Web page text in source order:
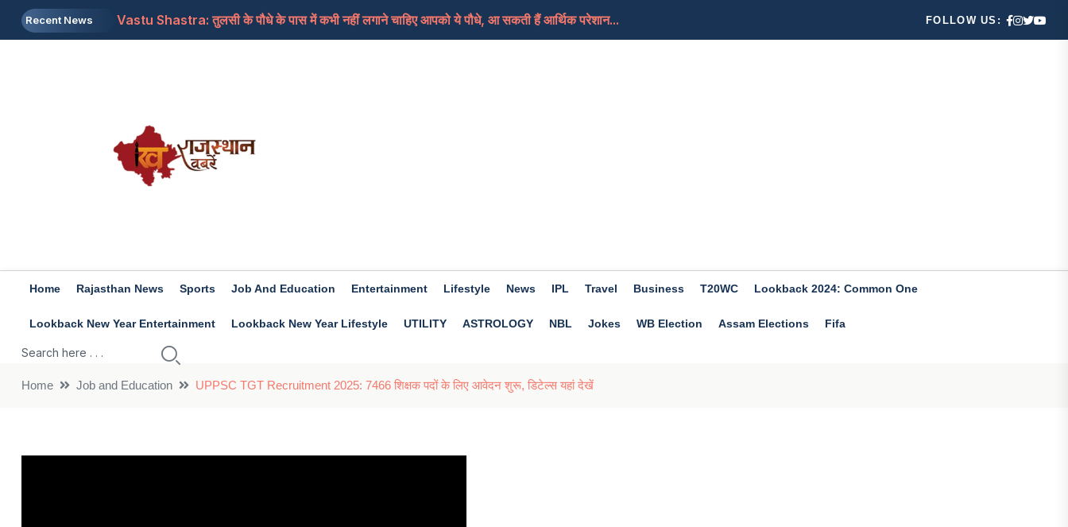
Recent News
Vastu Shastra: तुलसी के पौधे के पास में कभी नहीं लगाने चाहिए आपको ये पौधे, आ सकती हैं आर्थिक परेशान...
क्या बैंक ने आपके घर के ओरिजिनल डॉक्यूमेंट्स खो दिए? जान लें कोर्ट के ऐतिहासिक फैसले के बारे में जो...
FOLLOW US:
Home Rajasthan News Sports Job And Education Entertainment Lifestyle News IPL Travel Business T20WC Lookback 2024: Common One
Lookback New Year Entertainment Lookback New Year Lifestyle UTILITY ASTROLOGY NBL Jokes WB Election Assam Elections Fifa
Home Job and Education UPPSC TGT Recruitment 2025: 7466 शिक्षक पदों के लिए आवेदन शुरू, डिटेल्स यहां देखें